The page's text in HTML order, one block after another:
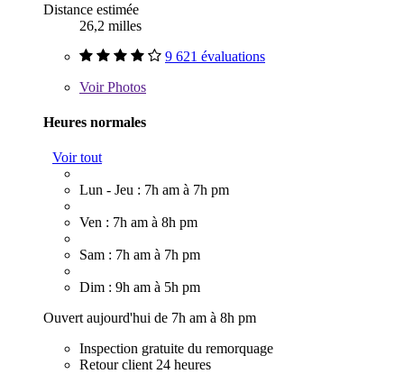
Distance estimée
26,2 milles
9 621 évaluations
VoirPhotos
Heures normales
Voir tout
Lun - Jeu : 7h am à 7h pm
Ven : 7h am à 8h pm
Sam : 7h am à 7h pm
Dim : 9h am à 5h pm
Ouvert aujourd'hui de 7h am à 8h pm
Inspection gratuite du remorquage
Retour client 24 heures